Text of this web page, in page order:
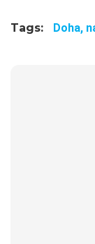
Tags: Doha,